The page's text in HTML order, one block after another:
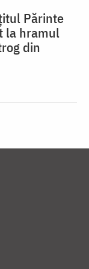
Părinte
la hramul
din